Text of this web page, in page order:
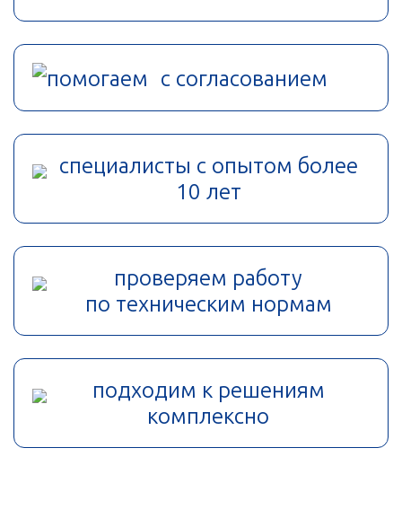
помогаем с согласованием
специалисты с опытом более
10 лет
проверяем работу
по техническим нормам
подходим к решениям
комплексно